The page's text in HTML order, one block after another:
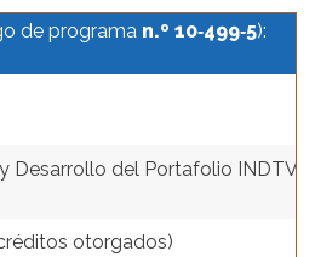
de programa n.º 10‑499‑5):
Desarrollo del Portafolio INDTVS
otorgados)